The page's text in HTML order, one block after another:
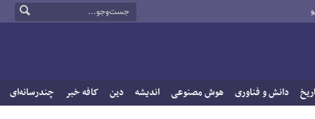
دانش و فناوری هوش مصنوعی اندیشه دین کافه خبر چندرسانه‌ای